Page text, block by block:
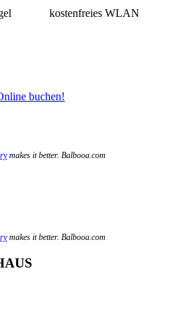
kostenfreies WLAN
buchen!
makes it better. Balbooa.com
makes it better. Balbooa.com